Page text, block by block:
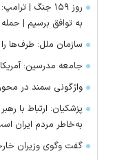
روز ۱۵۹ جنگ |
به توافق برسیم | حمله
سازمان ملل: طرف‌ها
جامعه مدرسین:
واژگونی سمند در محور فریدن
پزشکیان: ارتباط با
به‌خاطر مردم ایران
گفت وگوی وزیران